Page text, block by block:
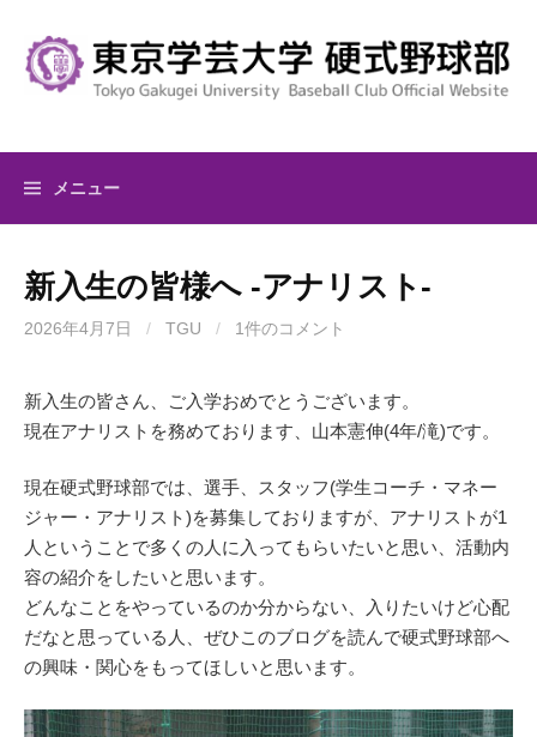
キ
メニュー
新入生の皆様へ -アナリスト-
2026年4月7日 / TGU / 1件のコメント
新入生の皆さん、ご入学おめでとうございます。
現在アナリストを務めております、山本憲伸(4年/滝)です。
現在硬式野球部では、選手、スタッフ(学生コーチ・マネー
ジャー・アナリスト)を募集しておりますが、アナリストが1
人ということで多くの人に入ってもらいたいと思い、活動内
容の紹介をしたいと思います。
どんなことをやっているのか分からない、入りたいけど心配
だなと思っている人、ぜひこのブログを読んで硬式野球部へ
の興味・関心をもってほしいと思います。